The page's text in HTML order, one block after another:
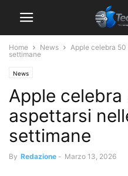
Home News
Apple celebra
settimane
News
Apple
aspettarsi
settimane
By Redazione - Marzo 13, 2026